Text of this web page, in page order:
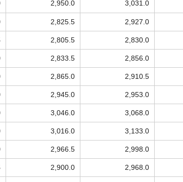
2,950.0 3,031.0
2,825.5 2,927.0
2,805.5 2,830.0
2,833.5 2,856.0
2,865.0 2,910.5
2,945.0 2,953.0
3,046.0 3,068.0
3,016.0 3,133.0
2,966.5 2,998.0
2,900.0 2,968.0